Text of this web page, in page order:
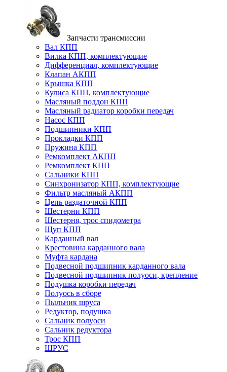
Запчасти трансмиссии
Вал КПП
Вилка КПП, комплектующие
Дифференциал, комплектующие
Клапан АКПП
Крышка КПП
Кулиса КПП, комплектующие
Масляный поддон КПП
Масляный радиатор коробки передач
Насос КПП
Подшипники КПП
Прокладки КПП
Пружина КПП
Ремкомплект АКПП
Ремкомплект КПП
Сальники КПП
Синхронизатор КПП, комплектующие
Фильтр масляный АКПП
Цепь раздаточной КПП
Шестерни КПП
Шестерня, трос спидометра
Щуп КПП
Карданный вал
Крестовина карданного вала
Муфта кардана
Подвесной подшипник карданного вала
Подвесной подшипник полуоси, крепление
Подушка коробки передач
Полуось в сборе
Пыльник шруса
Редуктор, подушка
Сальник полуоси
Сальник редуктора
Трос КПП
ШРУС